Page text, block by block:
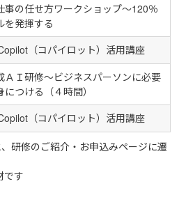
事の任せ方ワークショップ～120％
を発揮する
（コパイロット）活用講座
ＡＩ研修～ビジネスパーソンに必要
つける（４時間）
（コパイロット）活用講座
研修のご紹介・お申込みページに遷
です